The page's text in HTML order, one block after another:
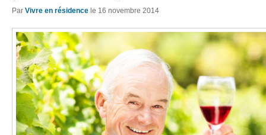
Par Vivre en résidence le 16 novembre 2014